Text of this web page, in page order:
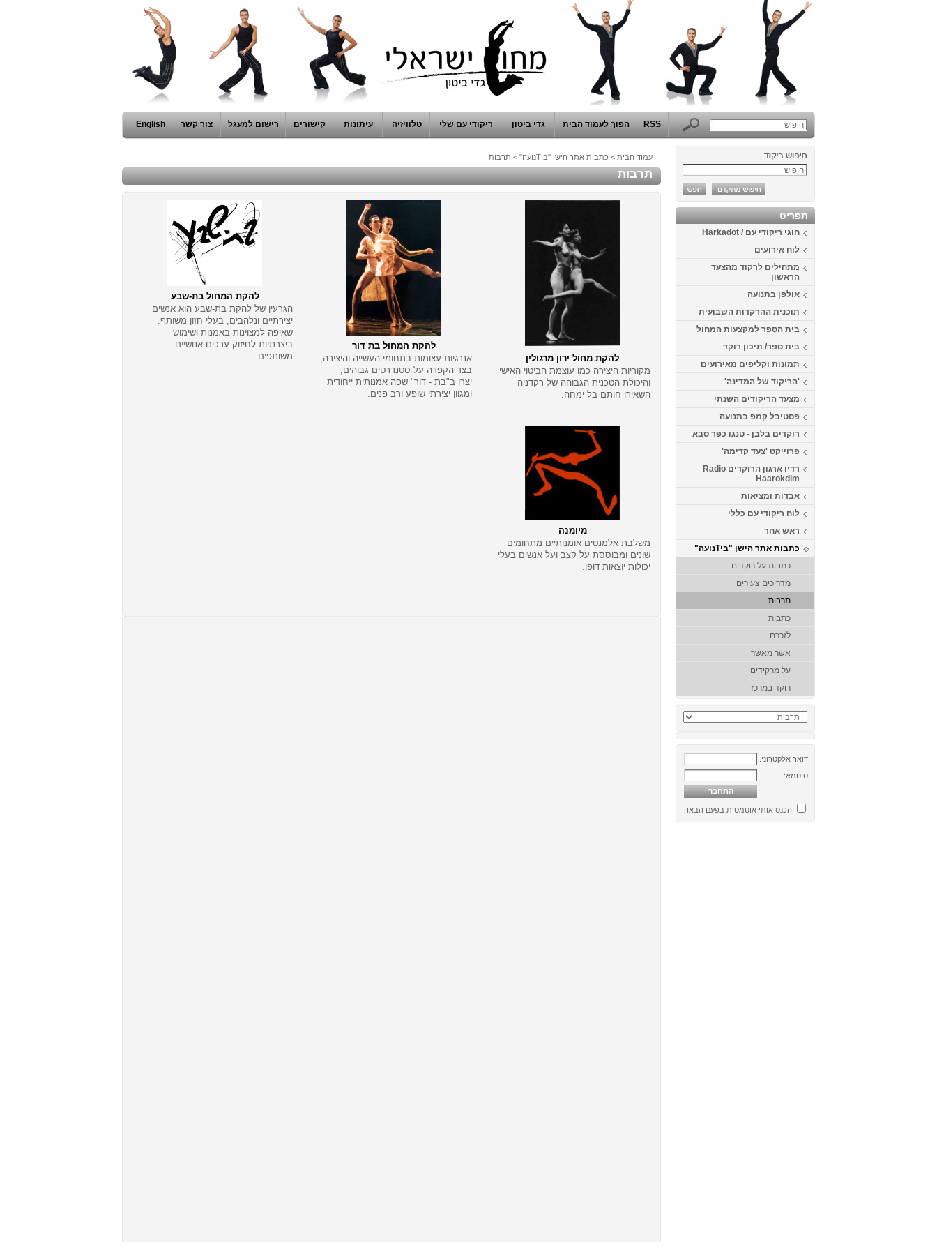
RSS הפוך לעמוד הבית גדי ביטון ריקודי עם שלי טלוויזיה עיתונות קישורים רישום למעגל צור קשר English
תפריט
חוגי ריקודי עם / Harkadot
לוח אירועים
מתחילים לרקוד מהצעד
הראשון
אולפן בתנועה
תוכנית ההרקדות השבועית
בית הספר למקצעות המחול
בית ספר/ תיכון רוקד
תמונות וקליפים מאירועים
'הריקוד של המדינה'
מצעד הריקודים השנתי
פסטיבל קמפ בתנועה
רוקדים בלבן - טנגו כפר סבא
פרוייקט 'צעד קדימה'
רדיו ארגון הרוקדים Radio
Haarokdim
אבדות ומציאות
לוח ריקודי עם כללי
ראש אחר
כתבות אתר הישן "ביTנועה"
כתבות על רוקדים
מדריכים צעירים
תרבות
כתבות
לזכרם.....
אשר מאשר
על מרקידים
רוקד במרכז
דואר אלקטרוני:
סיסמא:
הכנס אותי אוטמטית בפעם הבאה
עמוד הבית > כתבות אתר הישן "ביTנועה" > תרבות
תרבות
להקת מחול ירון מרגולין
מקוריות היצירה כמו עוצמת הביטוי האישי
והיכולת הטכנית הגבוהה של רקדניה
השאירו חותם בל ימחה.
להקת המחול בת דור
אנרגיות עצומות בתחומי העשייה והיצירה,
בצד הקפדה על סטנדרטים גבוהים,
יצרו ב"בת - דור" שפה אמנותית ייחודית
ומגוון יצירתי שופע ורב פנים.
להקת המחול בת-שבע
הגרעין של להקת בת-שבע הוא אנשים
יצירתיים ונלהבים, בעלי חזון משותף:
שאיפה למצוינות באמנות ושימוש
ביצרתיות לחיזוק ערכים אנושיים
משותפים.
מיומנה
משלבת אלמנטים אומנותיים מתחומים
שונים ומבוססת על קצב ועל אנשים בעלי
יכולות יוצאות דופן.